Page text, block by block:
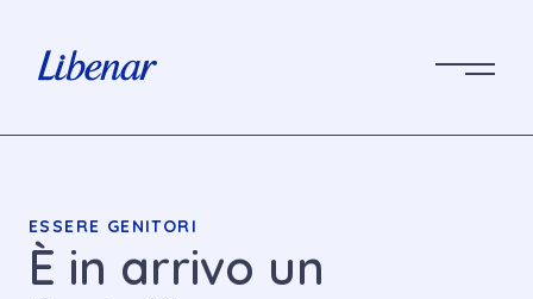
ESSERE GENITORI
È in arrivo un